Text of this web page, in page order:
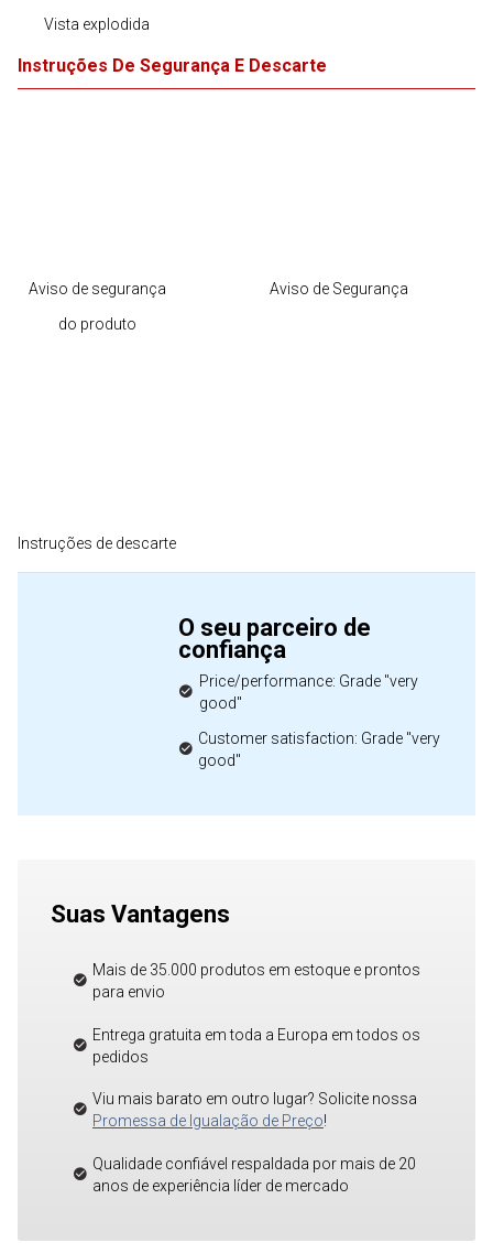
Vista explodida
Instruções De Segurança E Descarte
Aviso de segurança
do produto
Aviso de Segurança
Instruções de descarte
O seu parceiro de
confiança
Price/performance: Grade "very
good"
Customer satisfaction: Grade "very
good"
Suas Vantagens
Mais de 35.000 produtos em estoque e prontos
para envio
Entrega gratuita em toda a Europa em todos os
pedidos
Viu mais barato em outro lugar? Solicite nossa
Promessa de Igualação de Preço!
Qualidade confiável respaldada por mais de 20
anos de experiência líder de mercado